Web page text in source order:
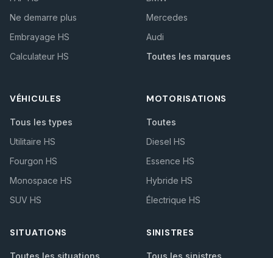
Ne demarre plus
Embrayage HS
Calculateur HS
Mercedes
Audi
Toutes les marques
VÉHICULES
Tous les types
Utilitaire HS
Fourgon HS
Monospace HS
SUV HS
MOTORISATIONS
Toutes
Diesel HS
Essence HS
Hybride HS
Électrique HS
SITUATIONS
Toutes les situations
SINISTRES
Tous les sinistres